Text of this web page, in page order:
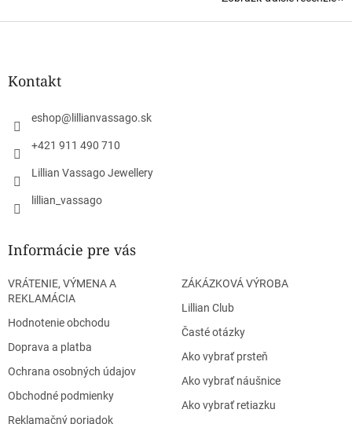
Z
Kontakt
eshop@ lillianvassago.sk
+421 911 490 710
Lillian Vassago Jewellery
lillian_vassago
Informácie pre vás
VRÁTENIE, VÝMENA A
REKLAMÁCIA
Hodnotenie obchodu
Doprava a platba
Ochrana osobných údajov
Obchodné podmienky
Reklamačný poriadok
ZÁKÁZKOVÁ VÝROBA
Lillian Club
Časté otázky
Ako vybrať prsteň
Ako vybrať náušnice
Ako vybrať retiazku